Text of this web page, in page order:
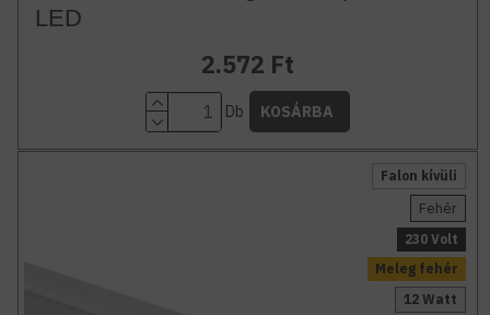
LED
2.572 Ft
Db KOSÁRBA
Meleg fehér
Falon kívüli
12 Watt
Fehér
230 Volt